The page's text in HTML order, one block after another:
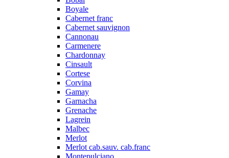
Boyale
Cabernet franc
Cabernet sauvignon
Cannonau
Carmenere
Chardonnay
Cinsault
Cortese
Corvina
Gamay
Garnacha
Grenache
Lagrein
Malbec
Merlot
Merlot cab.sauv. cab.franc
Montepulciano